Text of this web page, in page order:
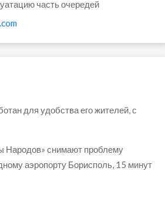
часть очередей
для удобства его жителей, с
Народов» снимают проблему
аэропорту Борисполь, 15 минут